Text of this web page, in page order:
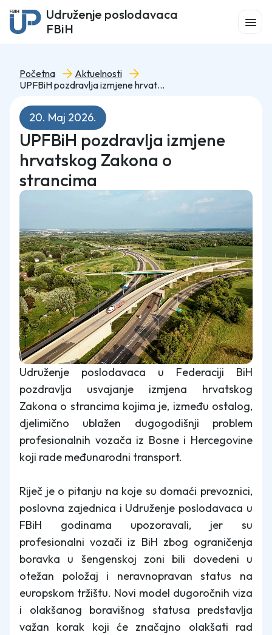
Udruženje poslodavaca
FBiH
Početna
Aktuelnosti
UPFBiH pozdravlja izmjene hrvatskog Zakona o strancima
20. Maj 2026.
UPFBiH pozdravlja izmjene
hrvatskog Zakona o
strancima
Udruženje poslodavaca u Federaciji BiH
pozdravlja usvajanje izmjena hrvatskog
Zakona o strancima kojima je, između ostalog,
djelimično ublažen dugogodišnji problem
profesionalnih vozača iz Bosne i Hercegovine
koji rade međunarodni transport.
Riječ je o pitanju na koje su domaći prevoznici,
poslovna zajednica i Udruženje poslodavaca u
FBiH godinama upozoravali, jer su
profesionalni vozači iz BiH zbog ograničenja
boravka u šengenskoj zoni bili dovedeni u
otežan položaj i neravnopravan status na
europskom tržištu. Novi model dugoročnih viza
i olakšanog boravišnog statusa predstavlja
važan korak koji će značajno olakšati rad